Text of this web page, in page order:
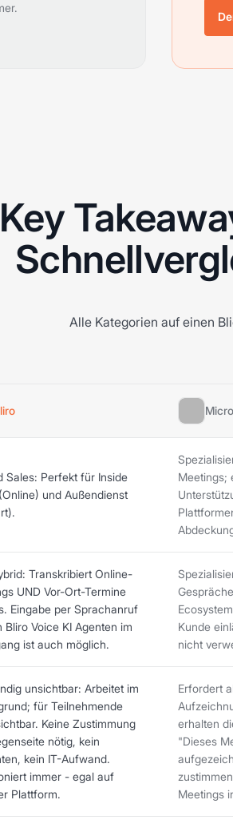
Key
Alle Kategorien auf einen
Sales: Perfekt für Inside
und Außendienst
Meetings;
Transkribiert Online-
UND Vor-Ort-Termine
Eingabe per Sprachanruf
Bliro Voice KI Agenten im
ist auch möglich.
Kunde
nicht
unsichtbar: Arbeitet im
für Teilnehmende
Keine Zustimmung
nötig, kein
kein IT-Aufwand.
immer - egal auf
Plattform.
Erfordert
erhalten
"Dieses
Meetings